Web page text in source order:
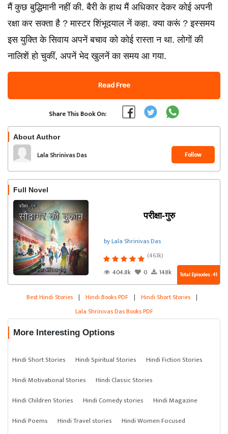
मैं कुछ बुद्धिमानी नहीं की. बैरी के हाथ मैं अधिकार देकर कोई अपनी
रक्षा कर सक्ता है ? मास्‍टर शिंभूदयाल नें कहा. क्‍या करूं ? इस्‍समय
इस युक्ति के सिवाय अपनें बचाव को कोई रास्‍ता न था. लोगों की
नालिशें हो चुकीं, अपनें भेद खुलनें का समय आ गया.
Read Free
Share This Book On:
About Author
Lala Shrinivas Das Follow
Full Novel
परीक्षा-गुरु
by Lala Shrinivas Das
(46.1k)
404.8k
0 148k Total Episodes : 41
Best Hindi Stories | Hindi Books PDF | Hindi Short Stories |
Lala Shrinivas Das Books PDF
More Interesting Options
Hindi Short Stories Hindi Spiritual Stories
Hindi Fiction Stories
Hindi Motivational Stories
Hindi Classic Stories
Hindi Children Stories
Hindi Comedy stories
Hindi Magazine
Hindi Poems
Hindi Travel stories Hindi Women Focused